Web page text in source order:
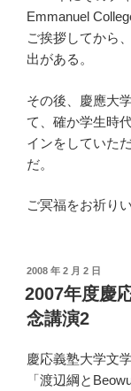
Emmanuel
ご挨拶してから
出がある。
その後、慶應大
て、確か学生時
インをしていた
だ。
ご冥福をお祈り
投
稿
日:
2008 年 2 月 2 日
2007年度慶
念講演2
慶応義塾大学文
「渡辺綱と